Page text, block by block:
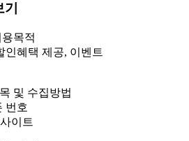
기간: 법령상 정하는 경우를 제
까지 이용 및 보관합니다. 단, 비회
3년 이내 탈퇴하는 자의 경우,
처리를 위해 3년간 보관합니다.
제한됩니다.
목적
인혜택 제공, 이벤트
및 수집방법
번호
이트